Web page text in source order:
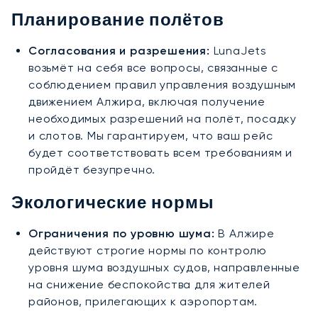
Планирование полётов
Согласования и разрешения: LunaJets
возьмёт на себя все вопросы, связанные с
соблюдением правил управления воздушным
движением Алжира, включая получение
необходимых разрешений на полёт, посадку
и слотов. Мы гарантируем, что ваш рейс
будет соответствовать всем требованиям и
пройдёт безупречно.
Экологические нормы
Ограничения по уровню шума: В Алжире
действуют строгие нормы по контролю
уровня шума воздушных судов, направленные
на снижение беспокойства для жителей
районов, прилегающих к аэропортам.